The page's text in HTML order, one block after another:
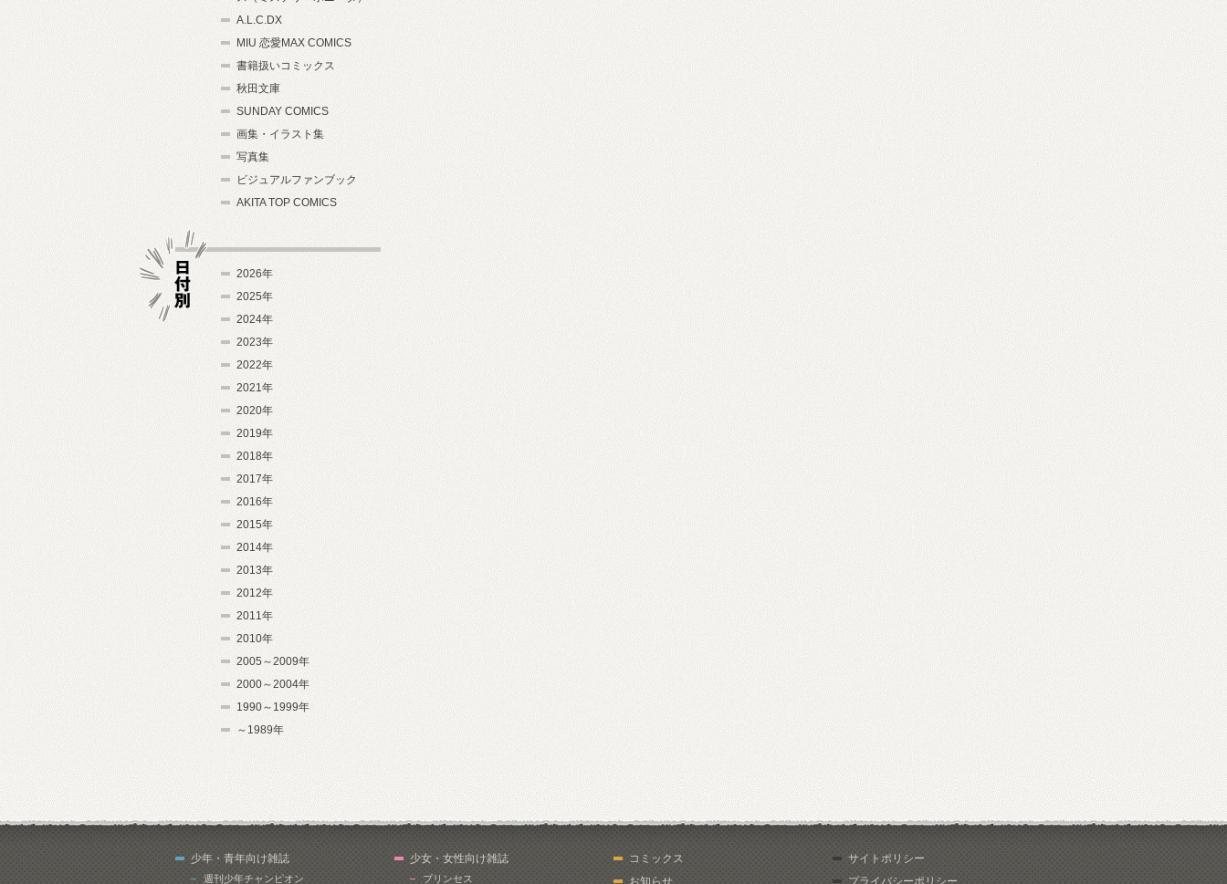
A.L.C.DX
MIU 恋愛MAX COMICS
書籍扱いコミックス
秋田文庫
SUNDAY COMICS
画集・イラスト集
写真集
ビジュアルファンブック
AKITA TOP COMICS
2026年
2025年
2024年
2023年
2022年
2021年
2020年
2019年
2018年
2017年
2016年
2015年
2014年
2013年
2012年
2011年
2010年
2005～2009年
2000～2004年
1990～1999年
～1989年
少年・青年向け雑誌
週刊少年チャンピオン
少女・女性向け雑誌
プリンセス
コミックス
お知らせ
サイトポリシー
プライバシーポリシー